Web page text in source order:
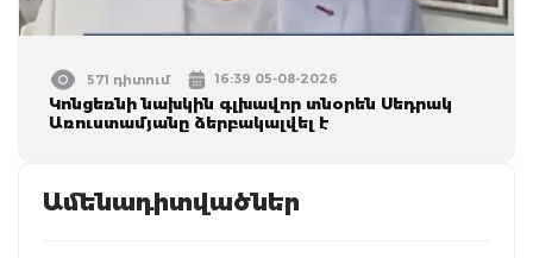
571 դիտում 16:39 05-08-2026
Կոնցեռնի նախկին գլխավոր տնօրեն Սեդրակ
Առուստամյանը ձերբակալվել է
Ամենադիտվածներ